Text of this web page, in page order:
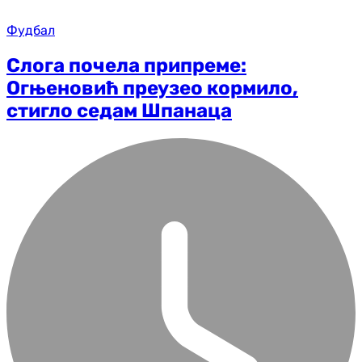
Фудбал
Слога почела припреме:
Огњеновић преузео кормило,
стигло седам Шпанаца